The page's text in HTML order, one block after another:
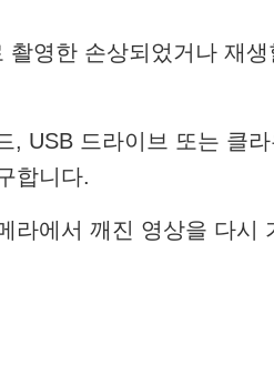
촬영한 손상되었거나 재생
, USB 드라이브 또는 클라
합니다.
라에서 깨진 영상을 다시